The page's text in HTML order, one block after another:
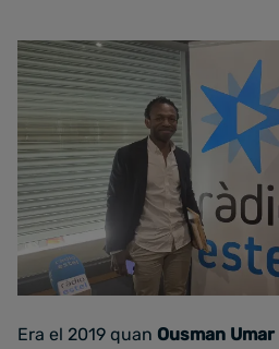
Era el 2019 quan Ousman Umar